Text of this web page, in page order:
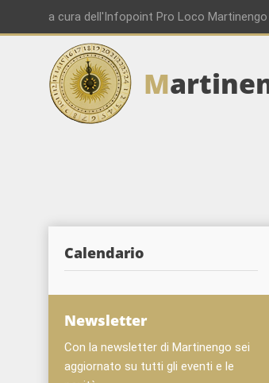
a cura dell'Infopoint Pro Loco Martinengo
M
Calendario
Newsletter
Con la newsletter di Martinengo sei
aggiornato su tutti gli eventi e le